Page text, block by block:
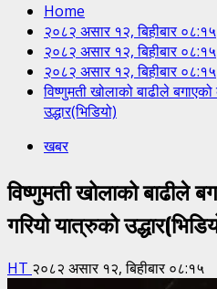
Home
२०८२ असार १२, बिहीबार ०८:१५
२०८२ असार १२, बिहीबार ०८:१५
२०८२ असार १२, बिहीबार ०८:१५
विष्णुमती खोलाको बाढीले
उद्धार(भिडियो)
खबर
विष्णुमती खोलाको बाढीले
गरियो यात्रुको
HT २०८२ असार १२, बिहीबार ०८:१५